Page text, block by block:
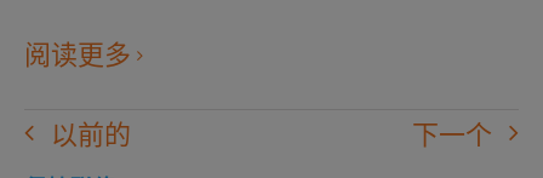
阅读更多在
窗
以前的 下一个